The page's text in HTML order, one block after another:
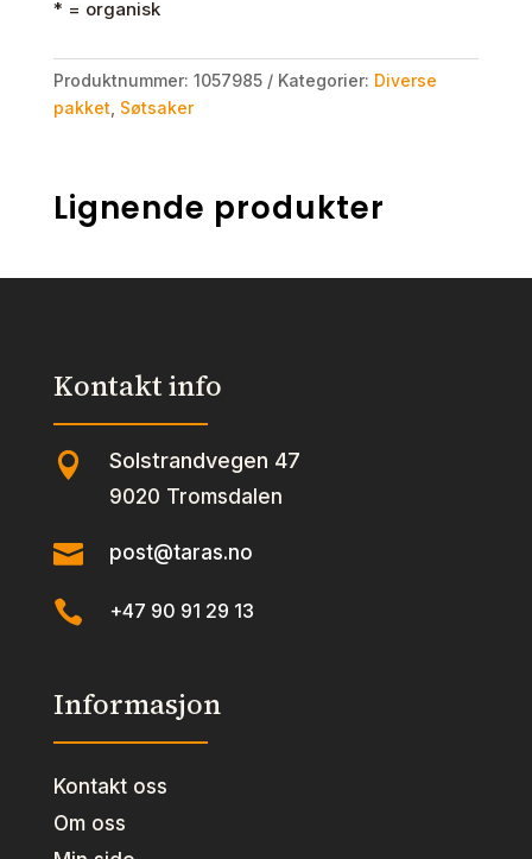
* = organisk
Produktnummer: 1057985 Kategorier: Diverse
pakket Søtsaker
Lignende produkter
Kontakt info
 Solstrandvegen 47
9020 Tromsdalen
 post@taras.no
 +47 90 91 29 13
Informasjon
Kontakt oss
Om oss